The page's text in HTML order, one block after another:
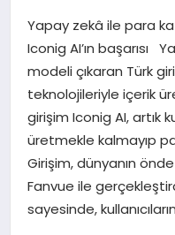
EKONOMI
SAĞLIK
DÜNYA
EĞITIM
Yapay zekâ ile para
Iconig AI’ın başarısı
modeli çıkaran Türk
teknolojileriyle içerik
girişim Iconig AI, artık
üretmekle kalmayıp
Girişim, dünyanın
Fanvue ile
sayesinde,